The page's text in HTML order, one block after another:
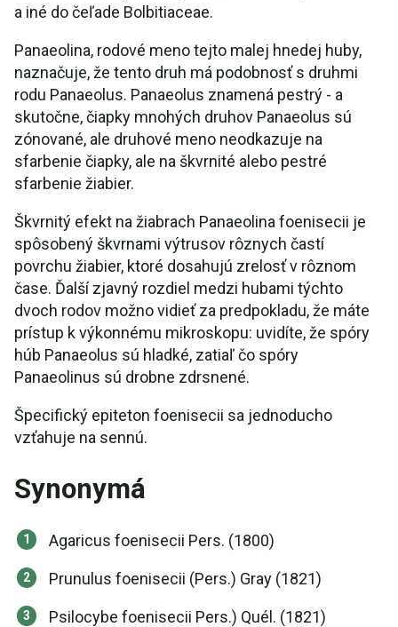
a iné do čeľade Bolbitiaceae.
Panaeolina, rodové meno tejto malej hnedej huby,
naznačuje, že tento druh má podobnosť s druhmi
rodu Panaeolus. Panaeolus znamená pestrý - a
skutočne, čiapky mnohých druhov Panaeolus sú
zónované, ale druhové meno neodkazuje na
sfarbenie čiapky, ale na škvrnité alebo pestré
sfarbenie žiabier.
Škvrnitý efekt na žiabrach Panaeolina foenisecii je
spôsobený škvrnami výtrusov rôznych častí
povrchu žiabier, ktoré dosahujú zrelosť v rôznom
čase. Ďalší zjavný rozdiel medzi hubami týchto
dvoch rodov možno vidieť za predpokladu, že máte
prístup k výkonnému mikroskopu: uvidíte, že spóry
húb Panaeolus sú hladké, zatiaľ čo spóry
Panaeolinus sú drobne zdrsnené.
Špecifický epiteton foenisecii sa jednoducho
vzťahuje na sennú.
Synonymá
Agaricus foenisecii Pers. (1800)
Prunulus foenisecii (Pers.) Gray (1821)
Psilocybe foenisecii Pers.) Quél. (1821)